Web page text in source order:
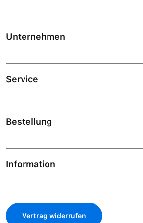
Unternehmen
Service
Bestellung
Information
Vertrag widerrufen